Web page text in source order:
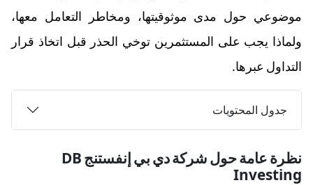
موضوعي حول مدى موثوقيتها، ومخاطر التعامل معها،
ولماذا يجب على المستثمرين توخي الحذر قبل اتخاذ قرار
التداول عبرها.
جدول المحتويات
نظرة عامة حول شركة دي بي إنفستنج DB
Investing